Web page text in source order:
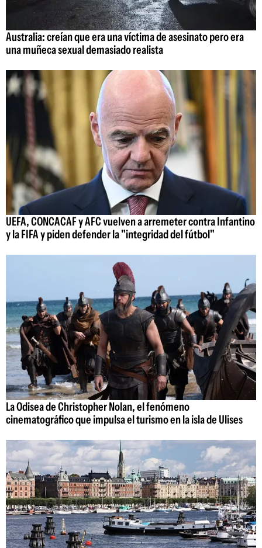
Australia: creían que era una víctima de asesinato pero era
una muñeca sexual demasiado realista
UEFA, CONCACAF y AFC vuelven a arremeter contra Infantino
y la FIFA y piden defender la "integridad del fútbol"
La Odisea de Christopher Nolan, el fenómeno
cinematográfico que impulsa el turismo en la isla de Ulises